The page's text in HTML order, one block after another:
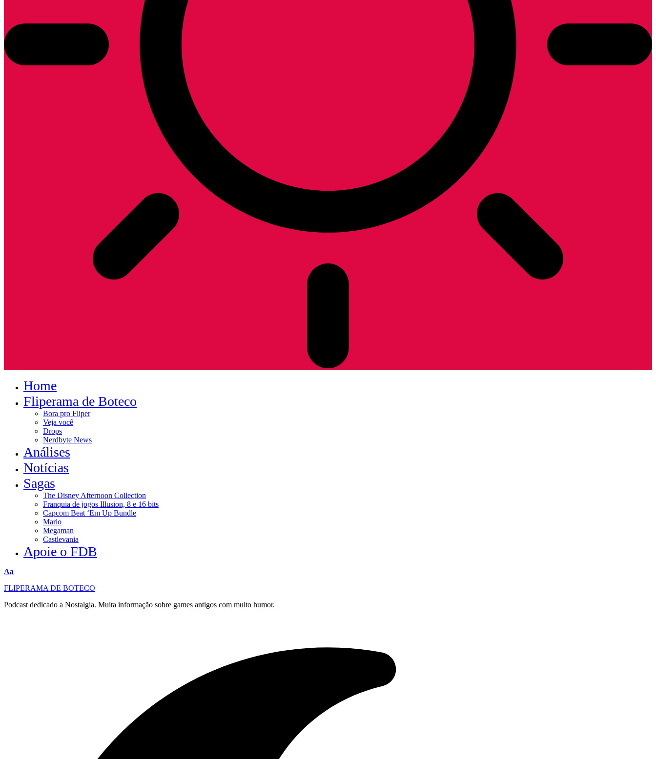
Home
Fliperama de Boteco
Bora pro Fliper
Veja você
Drops
Nerdbyte News
Análises
Notícias
Sagas
The Disney Afternoon Collection
Franquia de jogos Illusion, 8 e 16 bits
Capcom Beat ‘Em Up Bundle
Mario
Megaman
Castlevania
Apoie o FDB
Redimensionar
Aa
FLIPERAMA DE BOTECO
Podcast dedicado a Nostalgia. Muita informação sobre games antigos com muito humor.